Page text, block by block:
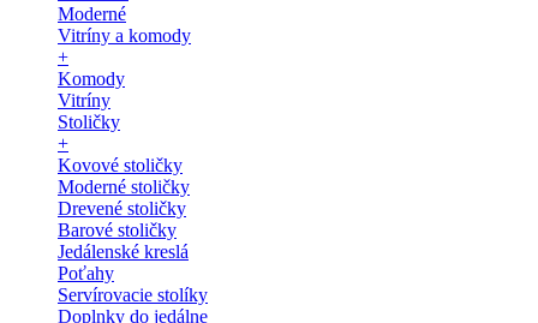
Moderné
Vitríny a komody
+
Komody
Vitríny
Stoličky
+
Kovové stoličky
Moderné stoličky
Drevené stoličky
Barové stoličky
Jedálenské kreslá
Poťahy
Servírovacie stolíky
Doplnky do jedálne